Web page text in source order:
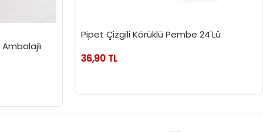
Pipet Çizgili Körüklü Pembe 24'Lü
36,90 TL